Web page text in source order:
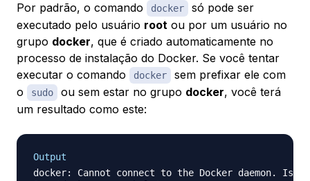
Por padrão, o comando docker
só pode ser
executado pelo usuário root ou por um usuário no
grupo docker, que é criado automaticamente no
processo de instalação do Docker. Se você tentar
executar o comando
docker
sem prefixar ele com
o
sudo ou sem estar no grupo docker, você terá
um resultado como este:
Output
docker: Cannot connect to the Docker daemon. Is